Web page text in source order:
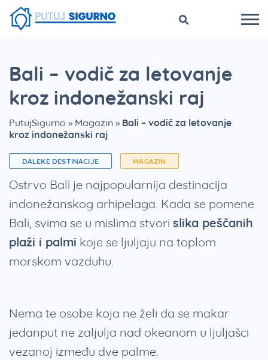
Bali – vodič za letovanje
kroz indonežanski raj
PutujSigurno » Magazin » Bali – vodič za letovanje
kroz indonežanski raj
DALEKE DESTINACIJE MAGAZIN
Ostrvo Bali je najpopularnija destinacija
indonežanskog arhipelaga. Kada se pomene
Bali, svima se u mislima stvori slika peščanih
plaži i palmi koje se ljuljaju na toplom
morskom vazduhu.
Nema te osobe koja ne želi da se makar
jedanput ne zaljulja nad okeanom u ljuljašci
vezanoj između dve palme.